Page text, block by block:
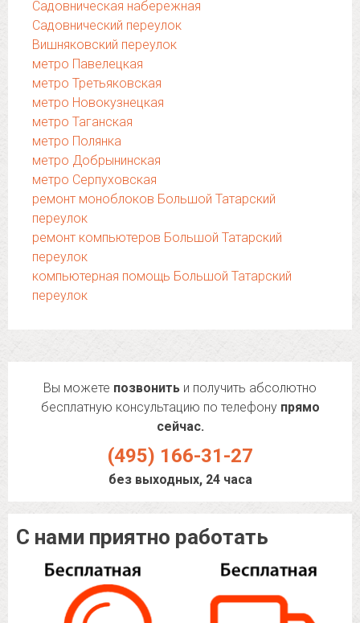
Садовническая набережная
Садовнический переулок
Вишняковский переулок
метро Павелецкая
метро Третьяковская
метро Новокузнецкая
метро Таганская
метро Полянка
метро Добрынинская
метро Серпуховская
ремонт моноблоков Большой Татарский
переулок
ремонт компьютеров Большой Татарский
переулок
компьютерная помощь Большой Татарский
переулок
Вы можете позвонить и получить абсолютно
бесплатную консультацию по телефону прямо
сейчас.
(495) 166-31-27
без выходных, 24 часа
С нами приятно работать